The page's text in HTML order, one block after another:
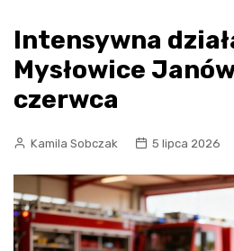
Intensywna
Mysłowice
czerwca
Kamila Sobczak 5 lipca 2026